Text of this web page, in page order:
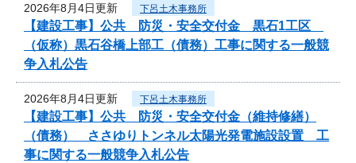
2026年8月4日更新 下呂土木事務所
【建設工事】公共 防災・安全交付金 黒石1工区
（仮称）黒石谷橋上部工（債務）工事に関する一般競
争入札公告
2026年8月4日更新 下呂土木事務所
【建設工事】公共 防災・安全交付金（維持修繕）
（債務） ささゆりトンネル太陽光発電施設設置 工
事に関する一般競争入札公告